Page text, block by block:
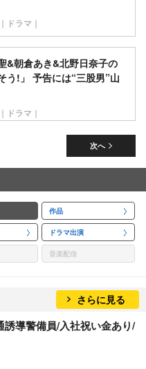
｜ドラマ｜
&朝倉あき&北野日奈子の
う!」 予告には“三股男”山
｜ドラマ｜
次へ
作品
ドラマ出演
音楽配信
さらに見る
導警備員/入社祝い金あり/